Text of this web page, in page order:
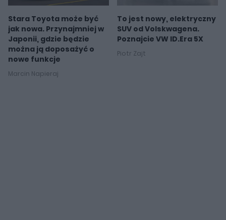
Stara Toyota może być
jak nowa. Przynajmniej w
Japonii, gdzie będzie
można ją doposażyć o
nowe funkcje
Marcin Napieraj
To jest nowy, elektryczny
SUV od Volskwagena.
Poznajcie VW ID.Era 5X
Piotr Zajt